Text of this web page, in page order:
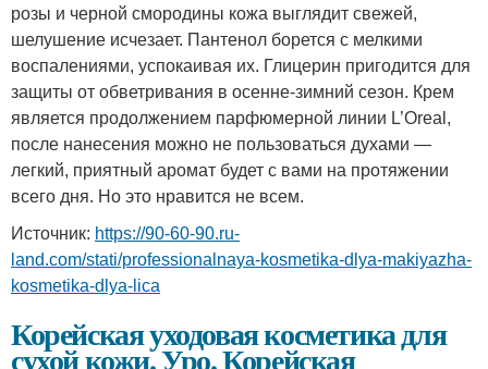
розы и черной смородины кожа выглядит свежей,
шелушение исчезает. Пантенол борется с мелкими
воспалениями, успокаивая их. Глицерин пригодится для
защиты от обветривания в осенне-зимний сезон. Крем
является продолжением парфюмерной линии L’Oreal,
после нанесения можно не пользоваться духами —
легкий, приятный аромат будет с вами на протяжении
всего дня. Но это нравится не всем.
Источник: https://90-60-90.ru-
land.com/stati/professionalnaya-kosmetika-dlya-makiyazha-
kosmetika-dlya-lica
Корейская уходовая косметика для